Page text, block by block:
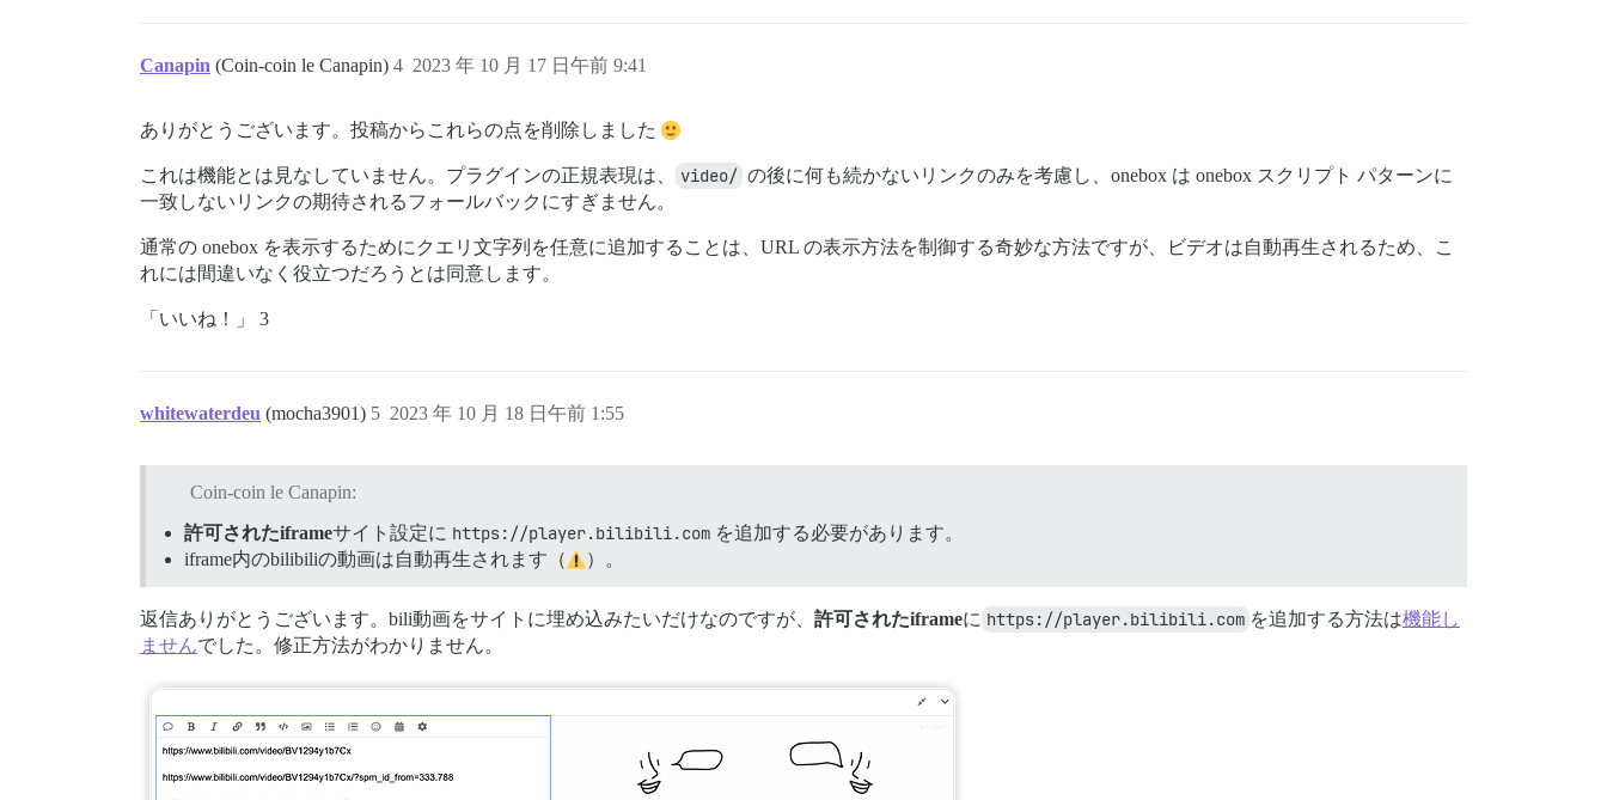
Canapin (Coin-coin le Canapin) 2023 年 10 月 17 日午前 9:41
4
ありがとうございます。投稿からこれらの点を削除しました
これは機能とは見なしていません。プラグインの正規表現は、 video/ の後に何も続かないリンクのみを考慮し、onebox は onebox スクリプト パターンに
一致しないリンクの期待されるフォールバックにすぎません。
通常の onebox を表示するためにクエリ文字列を任意に追加することは、URL の表示方法を制御する奇妙な方法ですが、ビデオは自動再生されるため、こ
れには間違いなく役立つだろうとは同意します。
「いいね！」 3
whitewaterdeu (mocha3901) 2023 年 10 月 18 日午前 1:55
5
Coin-coin le Canapin:
許可されたiframeサイト設定に https://player.bilibili.com を追加する必要があります。
iframe内のbilibiliの動画は自動再生されます（
）。
返信ありがとうございます。bili動画をサイトに埋め込みたいだけなのですが、 許可されたiframeに https://player.bilibili.com を追加する方法は機能し
ませんでした。修正方法がわかりません。